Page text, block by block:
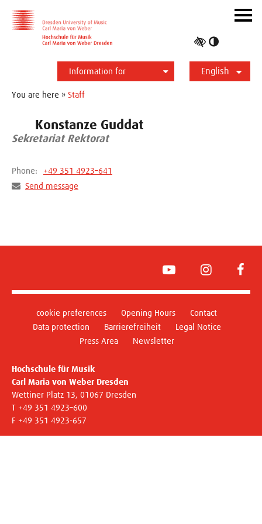
contrast
Information for
Students
Applicants
International
Press
Alumni
English
ein-/
You are here » Staff
Konstanze Guddat
Sekretariat Rektorat
Phone:
+49 351 4923–641
Send message
YouTube Instagram
cookie preferences Opening Hours
Contact
Data protection
Barrierefreiheit
Legal Notice
Press Area
Newsletter
Hochschule für Musik
Carl Maria von Weber Dresden
Wettiner Platz 13, 01067 Dresden
T +49 351 4923–600
F +49 351 4923-657